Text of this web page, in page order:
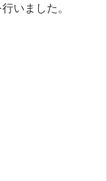
いました。